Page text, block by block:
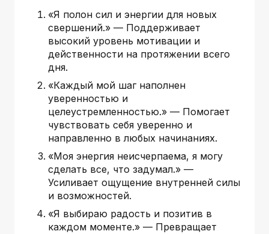
«Я полон сил и энергии для новых
свершений.» — Поддерживает
высокий уровень мотивации и
действенности на протяжении всего
дня.
«Каждый мой шаг наполнен
уверенностью и
целеустремленностью.» — Помогает
чувствовать себя уверенно и
направленно в любых начинаниях.
«Моя энергия неисчерпаема, я могу
сделать все, что задумал.» —
Усиливает ощущение внутренней силы
и возможностей.
«Я выбираю радость и позитив в
каждом моменте.» — Превращает